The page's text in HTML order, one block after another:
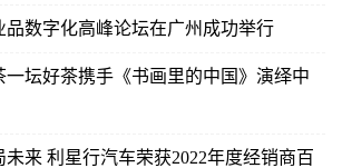
品数字化高峰论坛在广州成功举行
一坛好茶携手《书画里的中国》演绎中
来 利星行汽车荣获2022年度经销商百